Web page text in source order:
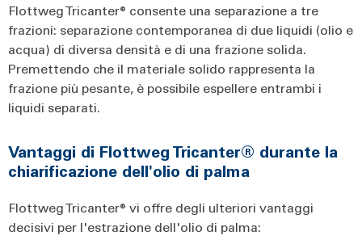
Flottweg Tricanter® consente una separazione a tre
frazioni: separazione contemporanea di due liquidi (olio e
acqua) di diversa densità e di una frazione solida.
Premettendo che il materiale solido rappresenta la
frazione più pesante, è possibile espellere entrambi i
liquidi separati.
Vantaggi di Flottweg Tricanter® durante la
chiarificazione dell'olio di palma
Flottweg Tricanter® vi offre degli ulteriori vantaggi
decisivi per l'estrazione dell'olio di palma: